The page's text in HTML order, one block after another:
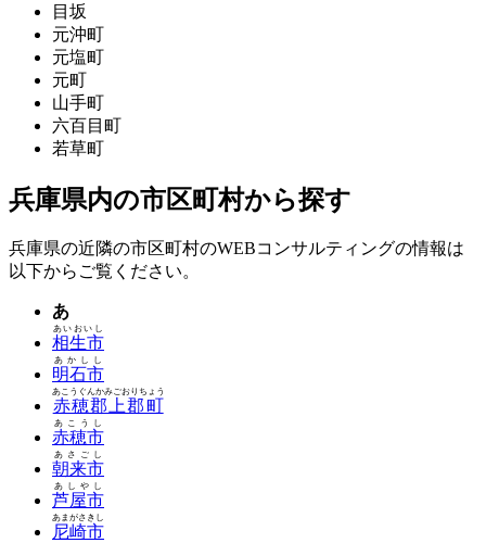
目坂
元沖町
元塩町
元町
山手町
六百目町
若草町
兵庫県内の市区町村から探す
兵庫県の近隣の市区町村のWEBコンサルティングの情報は
以下からご覧ください。
あ
相生市
あいおいし
明石市
あかしし
赤穂郡上郡町
あこうぐんかみごおりちょう
赤穂市
あこうし
朝来市
あさごし
芦屋市
あしやし
尼崎市
あまがさきし